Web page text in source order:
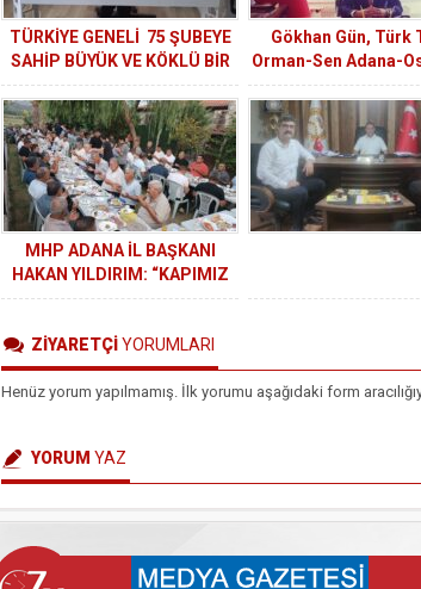
TÜRKİYE GENELİ 75 ŞUBEYE
SAHİP BÜYÜK VE KÖKLÜ BİR
KURUMUZ
Gökhan Gün, Türk
Orman-Sen Adana-
Şube Başkanlığına
Açıkladı
MHP ADANA İL BAŞKANI
HAKAN YILDIRIM: “KAPIMIZ
DA GÖNLÜMÜZ DE
KADAR AÇIKTIR”
ZİYARETÇİYORUMLARI
Henüz yorum yapılmamış. İlk yorumu aşağıdaki form
YORUM YAZ